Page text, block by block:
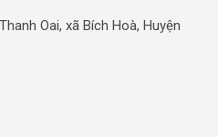
Oai, xã Bích Hoà, Huyện